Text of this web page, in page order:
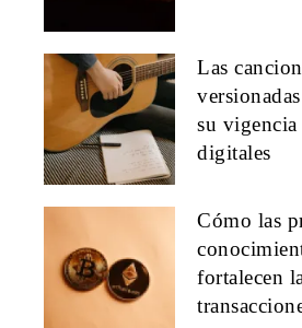
Las
su vigencia
digitales
Cómo las
fortalecen